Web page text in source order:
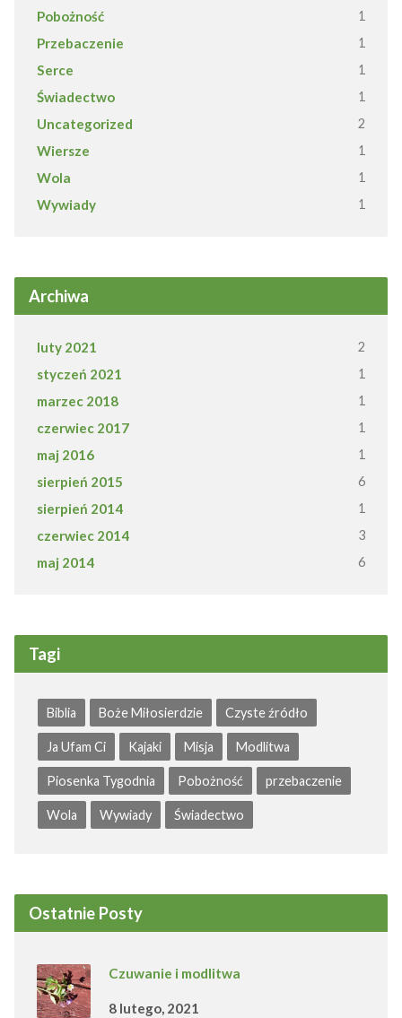
Pobożność 1
Przebaczenie 1
Serce 1
Świadectwo 1
Uncategorized 2
Wiersze 1
Wola 1
Wywiady 1
Archiwa
luty 2021 2
styczeń 2021 1
marzec 2018 1
czerwiec 2017 1
maj 2016 1
sierpień 2015 6
sierpień 2014 1
czerwiec 2014 3
maj 2014 6
Tagi
Biblia Boże Miłosierdzie Czyste źródło
Ja Ufam Ci Kajaki Misja Modlitwa
Piosenka Tygodnia Pobożność przebaczenie
Wola Wywiady Świadectwo
Ostatnie Posty
Czuwanie i modlitwa
8 lutego, 2021